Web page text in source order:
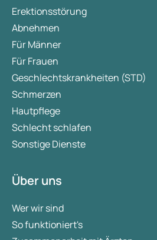
Erektionsstörung
Abnehmen
Für Männer
Für Frauen
Geschlechtskrankheiten (STD)
Schmerzen
Hautpflege
Schlecht schlafen
Sonstige Dienste
Über uns
Wer wir sind
So funktioniert's